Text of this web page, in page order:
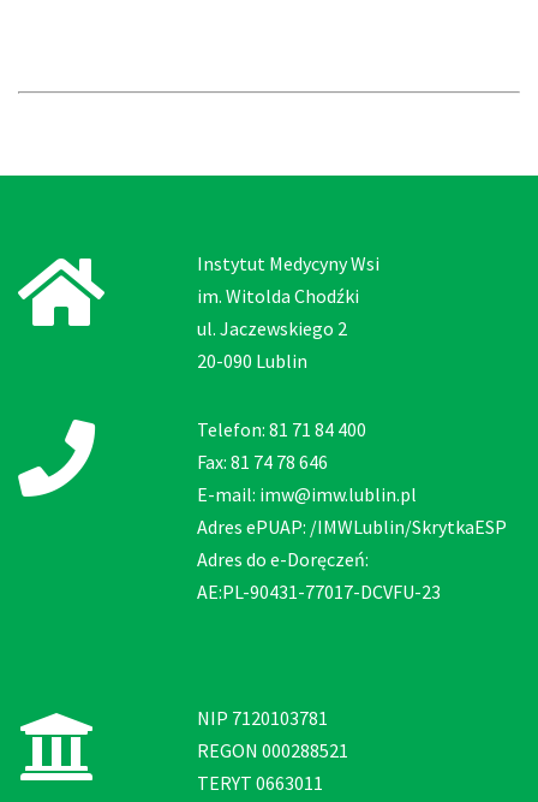
Instytut Medycyny Wsi
im. Witolda Chodźki
ul. Jaczewskiego 2
20-090 Lublin
Telefon: 81 71 84 400
Fax: 81 74 78 646
E-mail: imw@imw.lublin.pl
Adres ePUAP: /IMWLublin/SkrytkaESP
Adres do e-Doręczeń:
AE:PL-90431-77017-DCVFU-23
NIP 7120103781
REGON 000288521
TERYT 0663011